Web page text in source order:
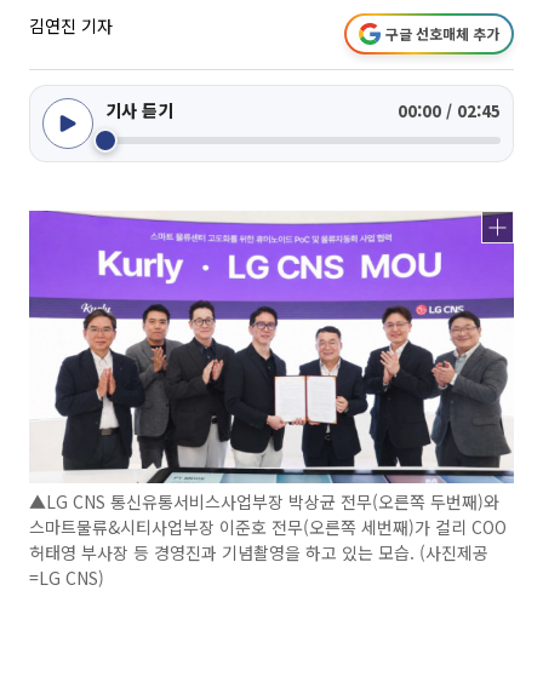
김연진 기자 구글 선호매체 추가
기사 듣기 00:00 / 02:45
▲LG CNS 통신유통서비스사업부장 박상균 전무(오른쪽 두번째)와
스마트물류&시티사업부장 이준호 전무(오른쪽 세번째)가 컬리 COO
허태영 부사장 등 경영진과 기념촬영을 하고 있는 모습. (사진제공
=LG CNS)